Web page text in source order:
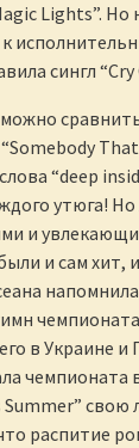
Lights”. Но
сингл “Cry
“deep
утюга!
и
и сам хит,
в Украине и
чемпионата
свою
распитие